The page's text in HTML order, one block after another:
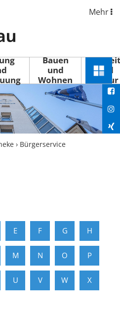
Mehr
Bauen
und
Wohnen
Freizeit
und
Kultur
Menü
› Bürgerservice
E F G H
M N O P
U V W X